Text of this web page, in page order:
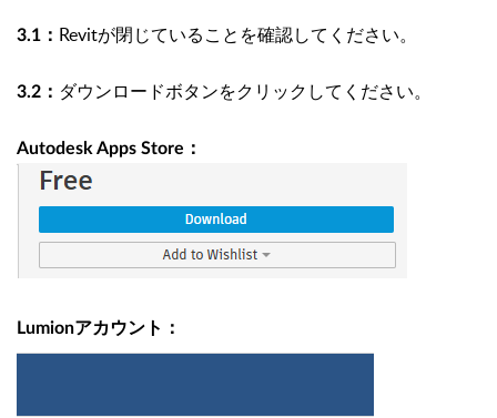
3.1： Revitが閉じていることを確認してください。
3.2： ダウンロードボタンをクリックしてください。
Autodesk Apps Store：
Lumionアカウント：